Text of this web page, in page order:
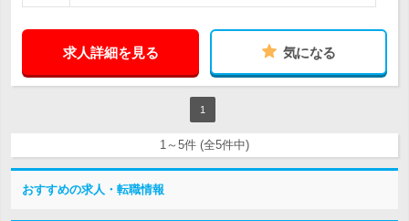
求人詳細を見る 気になる
1
1～5件 (全5件中)
おすすめの求人・転職情報